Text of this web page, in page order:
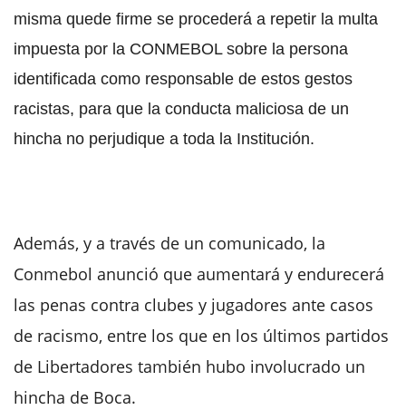
misma quede firme se procederá a repetir la multa
impuesta por la CONMEBOL sobre la persona
identificada como responsable de estos gestos
racistas, para que la conducta maliciosa de un
hincha no perjudique a toda la Institución.
Además, y a través de un comunicado, la
Conmebol anunció que aumentará y endurecerá
las penas contra clubes y jugadores ante casos
de racismo, entre los que en los últimos partidos
de Libertadores también hubo involucrado un
hincha de Boca.